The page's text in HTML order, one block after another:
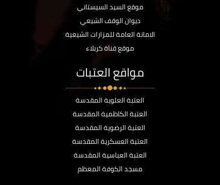
موقع السيد السيستاني
ديوان الوقف الشيعي
الامانة العامة للمزارات الشيعية
موقع قناة كربلاء
مواقع العتبات
العتبة العلوية المقدسة
العتبة الكاظمية المقدسة
العتبة الرضوية المقدسة
العتبة العسكرية المقدسة
العتبة العباسية المقدسة
مسجد الكوفة المعظم